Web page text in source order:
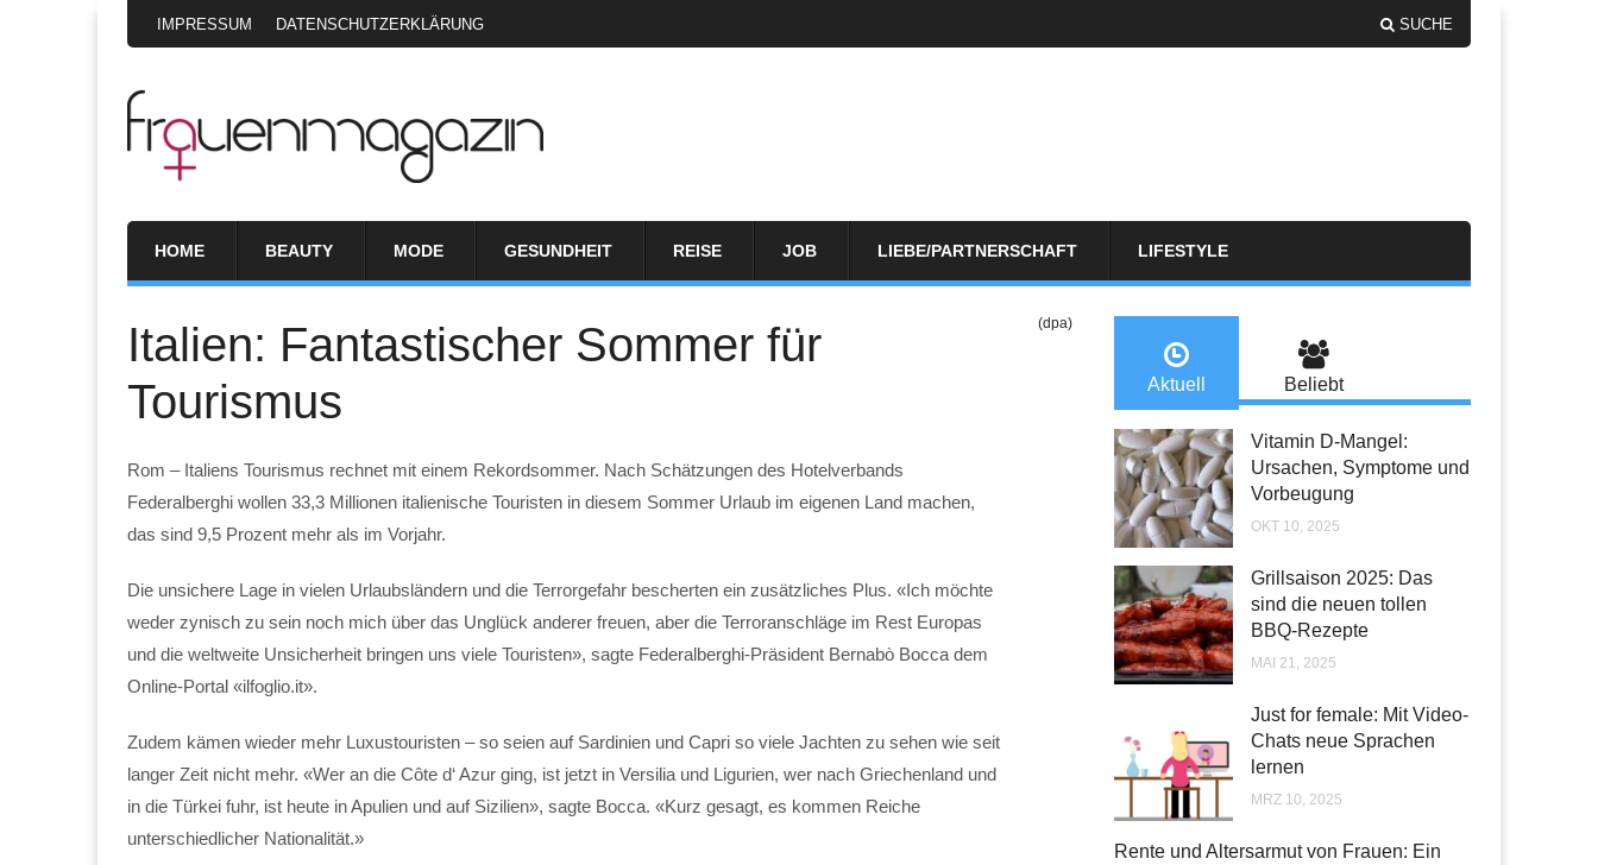
IMPRESSUM DATENSCHUTZERKLÄRUNG SUCHE
HOME BEAUTY MODE GESUNDHEIT REISE JOB LIEBE/PARTNERSCHAFT LIFESTYLE
Italien: Fantastischer Sommer für
Tourismus
(dpa)
Rom – Italiens Tourismus rechnet mit einem Rekordsommer. Nach Schätzungen des Hotelverbands
Federalberghi wollen 33,3 Millionen italienische Touristen in diesem Sommer Urlaub im eigenen Land machen,
das sind 9,5 Prozent mehr als im Vorjahr.
Die unsichere Lage in vielen Urlaubsländern und die Terrorgefahr bescherten ein zusätzliches Plus. «Ich möchte
weder zynisch zu sein noch mich über das Unglück anderer freuen, aber die Terroranschläge im Rest Europas
und die weltweite Unsicherheit bringen uns viele Touristen», sagte Federalberghi-Präsident Bernabò Bocca dem
Online-Portal «ilfoglio.it».
Zudem kämen wieder mehr Luxustouristen – so seien auf Sardinien und Capri so viele Jachten zu sehen wie seit
langer Zeit nicht mehr. «Wer an die Côte d‘ Azur ging, ist jetzt in Versilia und Ligurien, wer nach Griechenland und
in die Türkei fuhr, ist heute in Apulien und auf Sizilien», sagte Bocca. «Kurz gesagt, es kommen Reiche
unterschiedlicher Nationalität.»
Aktuell Beliebt
Vitamin D-Mangel:
Ursachen, Symptome und
Vorbeugung
OKT 10, 2025
Grillsaison 2025: Das
sind die neuen tollen
BBQ-Rezepte
MAI 21, 2025
Just for female: Mit Video-
Chats neue Sprachen
lernen
MRZ 10, 2025
Rente und Altersarmut von Frauen: Ein